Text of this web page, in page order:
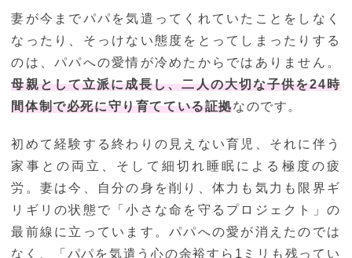
妻が今までパパを気遣ってくれていたことをしなく
なったり、そっけない態度をとってしまったりする
のは、パパへの愛情が冷めたからではありません。
母親として立派に成長し、二人の大切な子供を24時
間体制で必死に守り育てている証拠なのです。
初めて経験する終わりの見えない育児、それに伴う
家事との両立、そして細切れ睡眠による極度の疲
労。妻は今、自分の身を削り、体力も気力も限界ギ
リギリの状態で「小さな命を守るプロジェクト」の
最前線に立っています。パパへの愛が消えたのでは
なく、「パパを気遣う心の余裕すら1ミリも残ってい